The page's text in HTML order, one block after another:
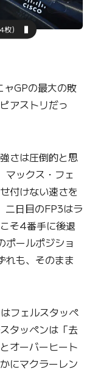
）
GPの最大の敗
アストリだっ
さは圧倒的と思
マックス・フェ
付けない速さを
二日目のFP3はラ
そ4番手に後退
ポールポジショ
れも、そのまま
フェルスタッペ
タッペンは「去
オーバーヒート
にマクラーレン